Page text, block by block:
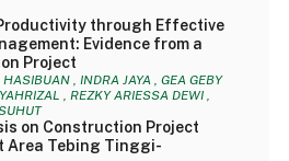
through Effective
Evidence from a
Project
, INDRA JAYA , GEA GEBY
, REZKY ARIESSA DEWI ,
on Construction Project
Area Tebing Tinggi-